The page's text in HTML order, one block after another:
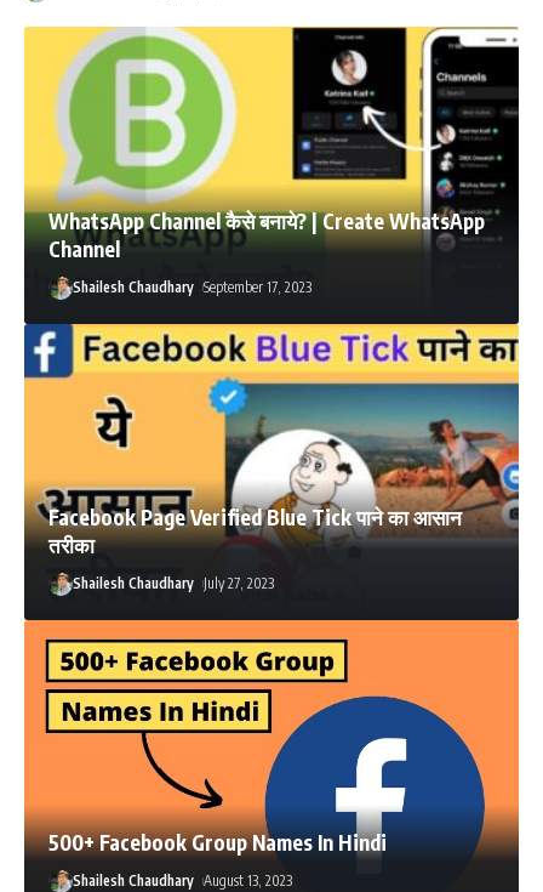
WhatsApp Channel कैसे बनाये? | Create WhatsApp
Channel
Shailesh Chaudhary September 17, 2023
Facebook Page Verified Blue Tick पाने का आसान
तरीका
Shailesh Chaudhary July 27, 2023
500+ Facebook Group Names In Hindi
Shailesh Chaudhary August 13, 2023